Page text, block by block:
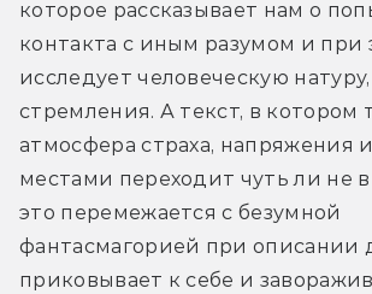
которое рассказывает нам о
контакта с иным разумом и при
исследует человеческую
стремления. А текст, в котором
атмосфера страха, напряжения
местами переходит чуть ли не
это перемежается с безумной
фантасмагорией при описании
приковывает к себе и